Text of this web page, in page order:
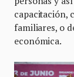
capacitación,
familiares, o
económica.